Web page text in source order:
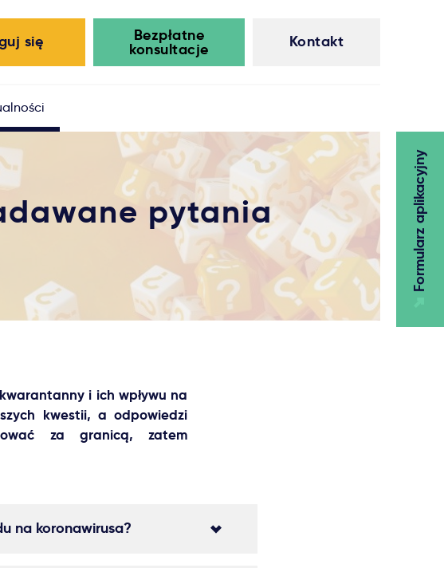
Kontakt
Bezpłatne
konsultacje
się
Formularz aplikacyjny
pytania
i ich wpływu na
kwestii, a odpowiedzi
za granicą, zatem
na koronawirusa?